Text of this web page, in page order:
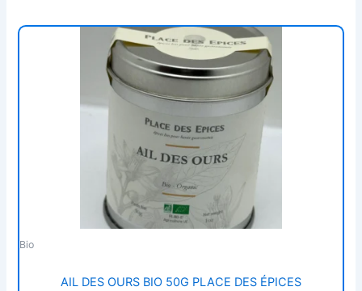
Bio
AIL DES OURS BIO 50G PLACE DES ÉPICES